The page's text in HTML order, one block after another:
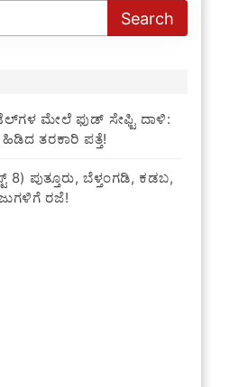
ಮೇಲೆ ಫುಡ್ ಸೇಫ್ಟಿ ದಾಳಿ:
ತರಕಾರಿ ಪತ್ತೆ!
ಪುತ್ತೂರು, ಬೆಳ್ತಂಗಡಿ, ಕಡಬ,
ರಜೆ!